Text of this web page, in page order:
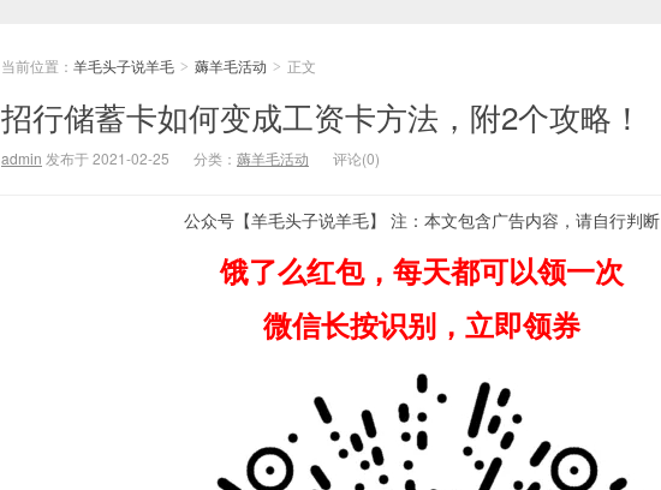
当前位置： 羊毛头子说羊毛 > 薅羊毛活动 > 正文
招行储蓄卡如何变成工资卡方法，附2个攻略！
admin 发布于 2021-02-25 分类： 薅羊毛活动 评论(0)
公众号【羊毛头子说羊毛】 注：本文包含广告内容，请自行判断
饿了么红包，每天都可以领一次
微信长按识别，立即领券